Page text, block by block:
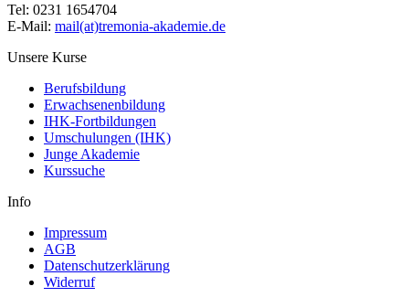
Tel: 0231 1654704
E-Mail: mail(at)tremonia-akademie.de
Unsere Kurse
Berufsbildung
Erwachsenenbildung
IHK-Fortbildungen
Umschulungen (IHK)
Junge Akademie
Kurssuche
Info
Impressum
AGB
Datenschutzerklärung
Widerruf